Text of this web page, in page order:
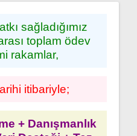
sağladığımız
toplam ödev
rakamlar,
itibariyle;
+ Danışmanlık